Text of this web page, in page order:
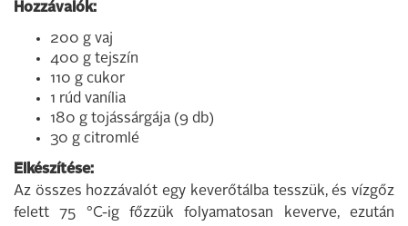
Hozzávalók:
200 g vaj
400 g tejszín
110 g cukor
1 rúd vanília
180 g tojássárgája (9 db)
30 g citromlé
Elkészítése:
Az összes hozzávalót egy keverőtálba tesszük, és vízgőz
felett 75 °C-ig főzzük folyamatosan keverve, ezután